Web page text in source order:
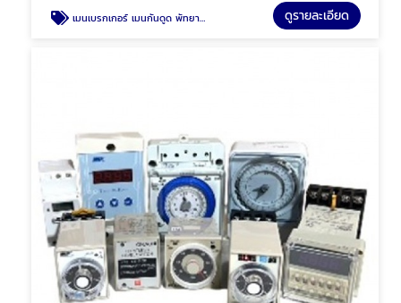
เมนเบรกเกอร์ เมนกันดูด พัทยา ชลบุรี ดูรายละเอียด